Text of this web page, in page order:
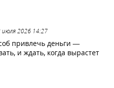
июля 2026 14:27
привлечь деньги —
и ждать, когда вырастет